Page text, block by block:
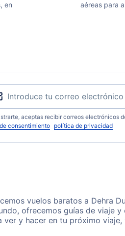
en
aéreas para
aceptas recibir correos electrónicos
consentimiento
política de privacidad
vuelos baratos a Dehra
ofrecemos guías de viaje
y hacer en tu próximo